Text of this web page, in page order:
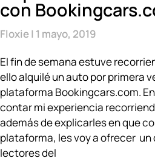
con
Floxie 1 mayo, 2019
El fin de semana estuve
ello alquilé un auto por primera
plataforma Bookingcars.com.
contar mi experiencia
además de explicarles en que
plataforma, les voy a ofrecer
lectores del